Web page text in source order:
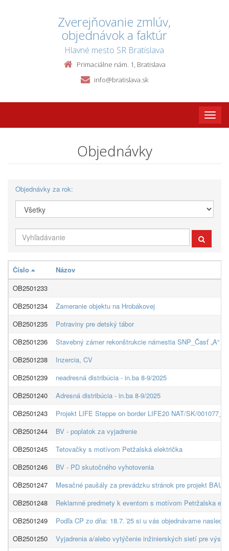
Zverejňovanie zmlúv,
objednávok a faktúr
Hlavné mesto SR Bratislava
Primaciálne nám. 1, Bratislava
info@bratislava.sk
Toggle
Objednávky
Objednávky za rok:
Číslo
Názov
OB2501233
OB2501234
Zameranie objektu na Hrobákovej
OB2501235
Potraviny pre detský tábor
OB2501236
Stavebný zámer rekonštrukcie námestia SNP_Časť „A“
OB2501238
Inzercia, CV
OB2501239
neadresná distribúcia - in.ba 8-9/2025
OB2501240
Adresná distribúcia - in.ba 8-9/2025
OB2501243
Projekt LIFE Steppe on border LIFE20 NAT/SK/
OB2501244
BV - poplatok za vyjadrenie
OB2501245
Tetovačky s motívom Petžalská električka
OB2501246
BV - PD skutočného vyhotovenia
OB2501247
Mesačné paušály za prevádzku stránok pre projekt
OB2501248
Reklamné predmety k eventom s motívom Petržalska
OB2501249
Podľa CP zo dňa: 18.7.´25 si u vás objednávame
OB2501250
Vyjadrenia a/alebo vytýčenie inžinierských sietí pre